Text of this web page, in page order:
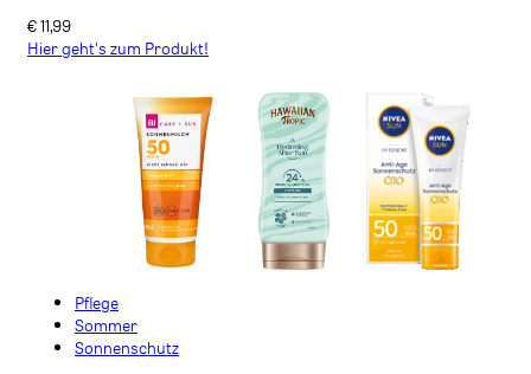
€ 14,99
Pflege
Sommer
Sonnenschutz